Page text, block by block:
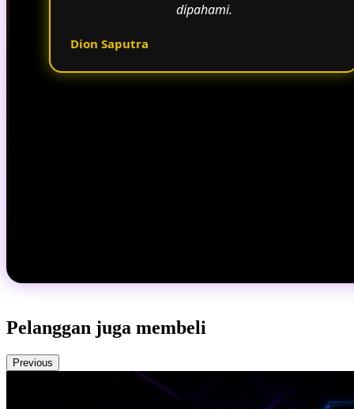
dipahami.
Dion Saputra
Pelanggan juga membeli
Previous